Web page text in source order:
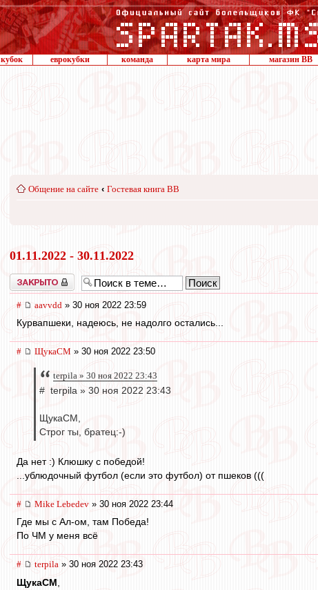
кубок еврокубки команда карта мира магазин ВВ
Общение на сайте ‹ Гостевая книга ВВ
01.11.2022 - 30.11.2022
Закрыто
# aavvdd » 30 ноя 2022 23:59
Курвапшеки, надеюсь, не надолго остались...
# ЩукаСМ » 30 ноя 2022 23:50
terpila » 30 ноя 2022 23:43
# terpila » 30 ноя 2022 23:43
ЩукаСМ,
Строг ты, братец:-)
Да нет :) Клюшку с победой!
...ублюдочный футбол (если это футбол) от пшеков (((
# Mike Lebedev » 30 ноя 2022 23:44
Где мы с Ал-ом, там Победа!
По ЧМ у меня всё
# terpila » 30 ноя 2022 23:43
ЩукаСМ